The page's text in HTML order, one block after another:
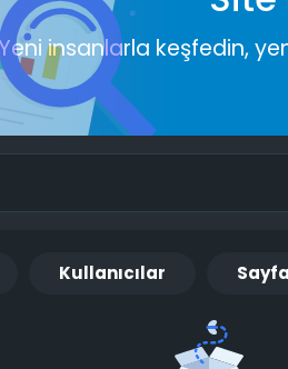
insanlarla keşfedin,
Kullanıcılar